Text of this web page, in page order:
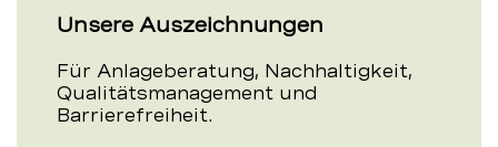
Unsere Auszeichnungen
Für Anlageberatung, Nachhaltig­keit,
Qualitätsmanagement und
Barrierefreiheit.